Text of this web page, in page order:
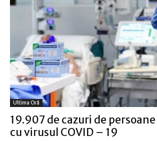
Ultima Oră
19.907 de cazuri de
cu virusul COVID – 19